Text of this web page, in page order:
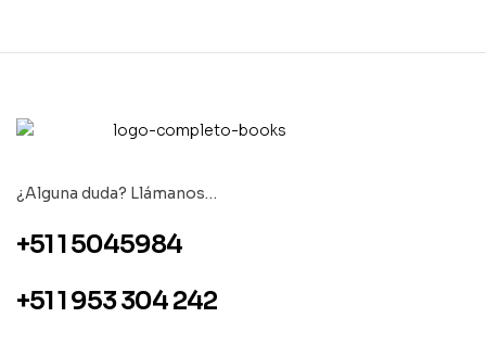
¿Alguna duda? Llámanos…
+51 1 5045984
+51 1 953 304 242